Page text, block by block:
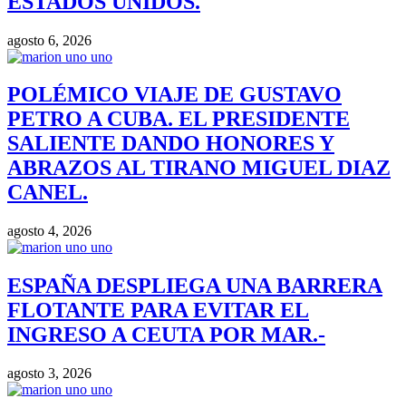
agosto 6, 2026
POLÉMICO VIAJE DE GUSTAVO
PETRO A CUBA. EL PRESIDENTE
SALIENTE DANDO HONORES Y
ABRAZOS AL TIRANO MIGUEL DIAZ
CANEL.
agosto 4, 2026
ESPAÑA DESPLIEGA UNA BARRERA
FLOTANTE PARA EVITAR EL
INGRESO A CEUTA POR MAR.-
agosto 3, 2026